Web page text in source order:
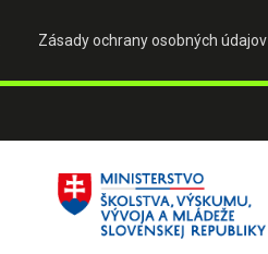
Zásady ochrany osobných údajov